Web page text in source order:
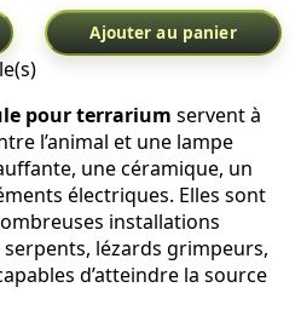
Ajouter au panier
pour terrarium servent à
l’animal et une lampe
une céramique, un
électriques. Elles sont
installations
lézards grimpeurs,
d’atteindre la source